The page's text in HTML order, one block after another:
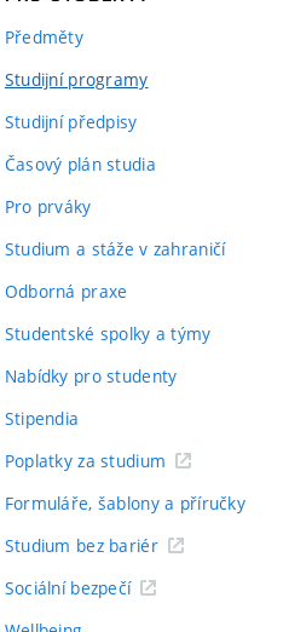
Předměty
Studijní programy
Studijní předpisy
Časový plán studia
Pro prváky
Studium a stáže v zahraničí
Odborná praxe
Studentské spolky a týmy
Nabídky pro studenty
Stipendia
Poplatky za studium
Formuláře, šablony a příručky
Studium bez bariér
Sociální bezpečí